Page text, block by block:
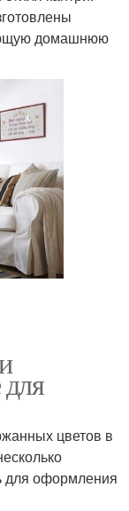
домашнюю
цветов в
для оформления